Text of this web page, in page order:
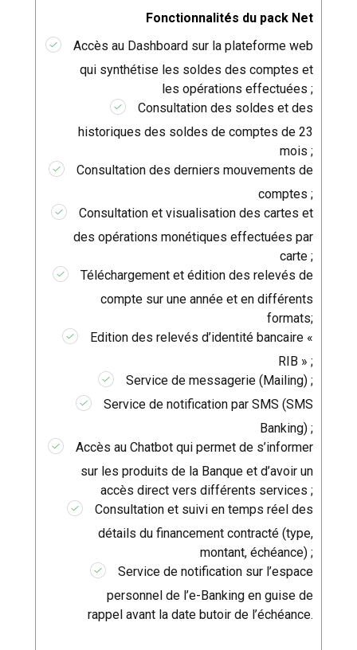
Fonctionnalités du pack Net
Accès au Dashboard sur la plateforme web
qui synthétise les soldes des comptes et
les opérations effectuées ;
Consultation des soldes et des
historiques des soldes de comptes de 23
mois ;
Consultation des derniers mouvements de
comptes ;
Consultation et visualisation des cartes et
des opérations monétiques effectuées par
carte ;
Téléchargement et édition des relevés de
compte sur une année et en différents
formats;
Edition des relevés d’identité bancaire «
RIB » ;
Service de messagerie (Mailing) ;
Service de notification par SMS (SMS
Banking) ;
Accès au Chatbot qui permet de s’informer
sur les produits de la Banque et d’avoir un
accès direct vers différents services ;
Consultation et suivi en temps réel des
détails du financement contracté (type,
montant, échéance) ;
Service de notification sur l’espace
personnel de l’e-Banking en guise de
rappel avant la date butoir de l’échéance.